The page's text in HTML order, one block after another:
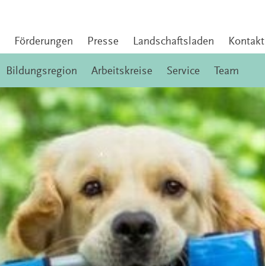
Förderungen Presse Landschaftsladen Kontakt
Bildungsregion Arbeitskreise Service Team